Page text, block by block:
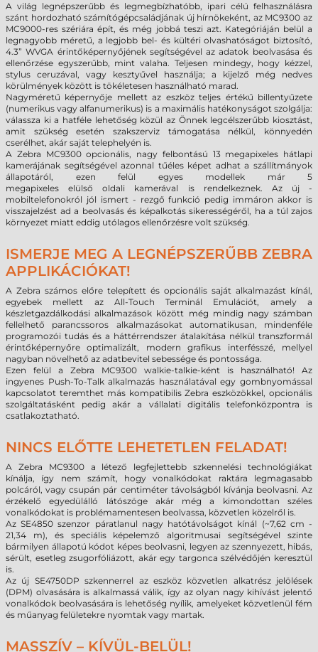
A világ legnépszerűbb és legmegbízhatóbb, ipari célú felhasználásra
szánt hordozható számítógépcsaládjának új hírnökeként, az MC9300 az
MC9000-res szériára épít, és még jobbá teszi azt. Kategóriáján belül a
legnagyobb méretű, a legjobb bel- és kültéri olvashatóságot biztosító,
4.3” WVGA érintőképernyőjének segítségével az adatok beolvasása és
ellenőrzése egyszerűbb, mint valaha. Teljesen mindegy, hogy kézzel,
stylus ceruzával, vagy kesztyűvel használja; a kijelző még nedves
körülmények között is tökéletesen használható marad.
Nagyméretű képernyője mellett az eszköz teljes értékű billentyűzete
(numerikus vagy alfanumerikus) is a maximális hatékonyságot szolgálja:
válassza ki a hatféle lehetőség közül az Önnek legcélszerűbb kiosztást,
amit szükség esetén szakszerviz támogatása nélkül, könnyedén
cserélhet, akár saját telephelyén is.
A Zebra MC9300opcionális, nagy felbontású 13 megapixeles hátlapi
kamerájának segítségével azonnal tűéles képet adhat a szállítmányok
állapotáról, ezen felül egyes modellek már 5
megapixeleselülső oldali kamerával is rendelkeznek. Az új -
mobiltelefonokról jól ismert - rezgő funkció pedig immáron akkor is
visszajelzést ad a beolvasás és képalkotás sikerességéről, ha a túl zajos
környezet miatt eddig utólagos ellenőrzésre volt szükség.
ISMERJE MEG A LEGNÉPSZERŰBB ZEBRA
APPLIKÁCIÓKAT!
A Zebra számos előre telepített és opcionális saját alkalmazást kínál,
egyebek mellett az All-Touch Terminál Emulációt, amely a
készletgazdálkodási alkalmazások között még mindig nagy számban
fellelhető parancssoros alkalmazásokat automatikusan, mindenféle
programozói tudás és a háttérrendszer átalakítása nélkül transzformál
érintőképernyőre optimalizált, modern grafikus interfésszé, mellyel
nagyban növelhető az adatbevitel sebessége és pontossága.
Ezen felül a Zebra MC9300 walkie-talkie-ként is használható! Az
ingyenes Push-To-Talk alkalmazás használatával egy gombnyomással
kapcsolatot teremthet más kompatibilis Zebra eszközökkel, opcionális
szolgáltatásként pedig akár a vállalati digitális telefonközpontra is
csatlakoztatható.
NINCS ELŐTTE LEHETETLEN FELADAT!
A Zebra MC9300 a létező legfejlettebb szkennelési technológiákat
kínálja, így nem számít, hogy vonalkódokat raktára legmagasabb
polcáról, vagy csupán pár centiméter távolságból kívánja beolvasni. Az
érzékelő egyedülálló látószöge akár még a kimondottan széles
vonalkódokat is problémamentesen beolvassa, közvetlen közelről is.
Az SE4850 szenzor páratlanul nagy hatótávolságot kínál (~7,62 cm -
21,34 m), és speciális képelemző algoritmusai segítségével szinte
bármilyen állapotú kódot képes beolvasni, legyen az szennyezett, hibás,
sérült, esetleg zsugorfóliázott, akár egy targonca szélvédőjén keresztül
is.
Az új SE4750DP szkennerrel az eszköz közvetlen alkatrész jelölések
(DPM) olvasására is alkalmassá válik, így az olyan nagy kihívást jelentő
vonalkódok beolvasására is lehetőség nyílik, amelyeket közvetlenül fém
és műanyag felületekre nyomtak vagy martak.
MASSZÍV – KÍVÜL-BELÜL!